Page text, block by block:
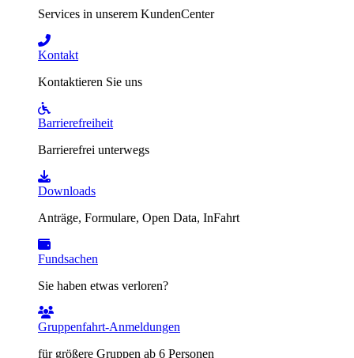
Services in unserem KundenCenter
Kontakt
Kontaktieren Sie uns
Barrierefreiheit
Barrierefrei unterwegs
Downloads
Anträge, Formulare, Open Data, InFahrt
Fundsachen
Sie haben etwas verloren?
Gruppenfahrt-Anmeldungen
für größere Gruppen ab 6 Personen